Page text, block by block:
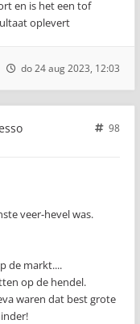
en is het een tof
oplevert
do 24 aug 2023, 12:03
98
veer-hevel was.
de markt....
op de hendel.
waren dat best grote